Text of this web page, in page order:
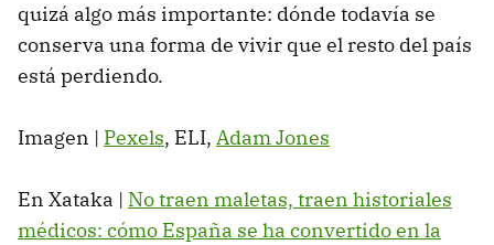
quizá algo más importante: dónde todavía se
conserva una forma de vivir que el resto del país
está perdiendo.
Imagen | Pexels, ELI, Adam Jones
En Xataka | No traen maletas, traen historiales
médicos: cómo España se ha convertido en la